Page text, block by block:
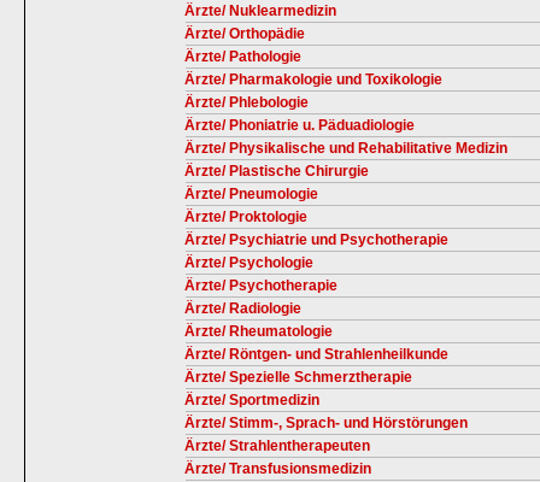
Ärzte/ Nuklearmedizin
Ärzte/ Orthopädie
Ärzte/ Pathologie
Ärzte/ Pharmakologie und Toxikologie
Ärzte/ Phlebologie
Ärzte/ Phoniatrie u. Päduadiologie
Ärzte/ Physikalische und Rehabilitative Medizin
Ärzte/ Plastische Chirurgie
Ärzte/ Pneumologie
Ärzte/ Proktologie
Ärzte/ Psychiatrie und Psychotherapie
Ärzte/ Psychologie
Ärzte/ Psychotherapie
Ärzte/ Radiologie
Ärzte/ Rheumatologie
Ärzte/ Röntgen- und Strahlenheilkunde
Ärzte/ Spezielle Schmerztherapie
Ärzte/ Sportmedizin
Ärzte/ Stimm-, Sprach- und Hörstörungen
Ärzte/ Strahlentherapeuten
Ärzte/ Transfusionsmedizin